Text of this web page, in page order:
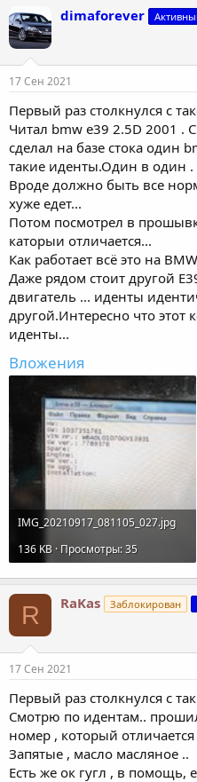
т
о
р
е
м
ы
т
л
а
dimaforever
17 Сен 2021
Первый раз столкнулся с
Читал bmw e39 2.5D 2001 .
сделал на базе стока один
такие иденты.Один в один .
Вроде должно быть все
хуже едет...
Потом посмотрел в
каторыи отличается...
Как работает всё это на
Даже рядом стоит другой
двигатель ... иденты
другой.Интересно что этот
иденты...
Вложения
IMG_20210917_081105_027.jpg
136 KB · Просмотры: 35
R RaKas Заблокирован
17 Сен 2021
Первый раз столкнулся с
Смотрю по идентам..
номер , который отличается
Запятые , масло масляное ..
Есть же ок гугл , в помощь,